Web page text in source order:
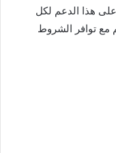
هذا الدعم لكل
مع توافر الشروط